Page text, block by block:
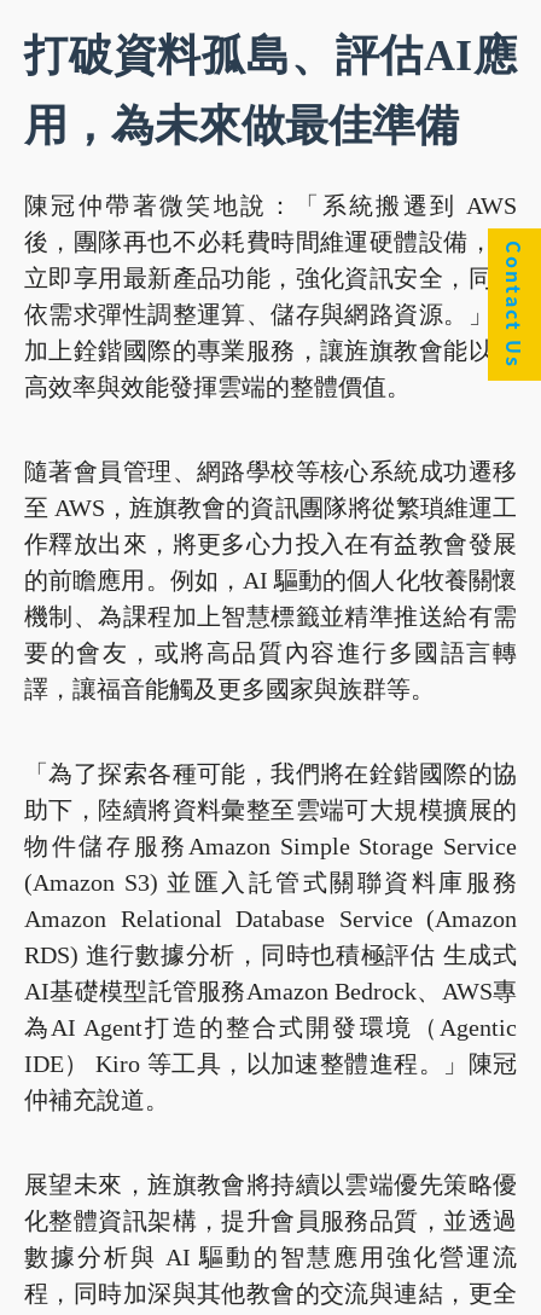
打破資料孤島、評估AI應
用，為未來做最佳準備
陳冠仲帶著微笑地說：「系統搬遷到 AWS
後，團隊再也不必耗費時間維運硬體設備，能
立即享用最新產品功能，強化資訊安全，同時
依需求彈性調整運算、儲存與網路資源。」再
加上銓鍇國際的專業服務，讓旌旗教會能以最
高效率與效能發揮雲端的整體價值。
隨著會員管理、網路學校等核心系統成功遷移
至 AWS，旌旗教會的資訊團隊將從繁瑣維運工
作釋放出來，將更多心力投入在有益教會發展
的前瞻應用。例如，AI 驅動的個人化牧養關懷
機制、為課程加上智慧標籤並精準推送給有需
要的會友，或將高品質內容進行多國語言轉
譯，讓福音能觸及更多國家與族群等。
「為了探索各種可能，我們將在銓鍇國際的協
助下，陸續將資料彙整至雲端可大規模擴展的
物件儲存服務Amazon Simple Storage Service
(Amazon S3) 並匯入託管式關聯資料庫服務
Amazon Relational Database Service (Amazon
RDS) 進行數據分析，同時也積極評估 生成式
AI基礎模型託管服務Amazon Bedrock、AWS專
為AI Agent打造的整合式開發環境（Agentic
IDE） Kiro 等工具，以加速整體進程。」陳冠
仲補充說道。
展望未來，旌旗教會將持續以雲端優先策略優
化整體資訊架構，提升會員服務品質，並透過
數據分析與 AI 驅動的智慧應用強化營運流
程，同時加深與其他教會的交流與連結，更全
Contact Us